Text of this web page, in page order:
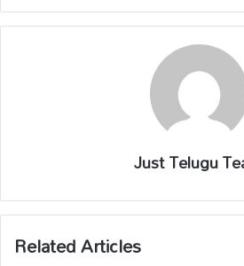
Just Telugu
Related Articles